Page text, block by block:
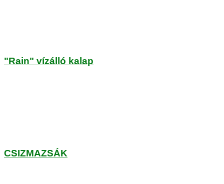
"Rain" vízálló kalap
CSIZMAZSÁK